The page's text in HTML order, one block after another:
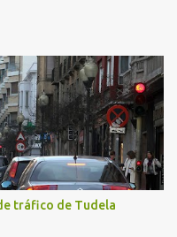
tráfico de Tudela